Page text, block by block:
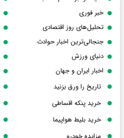
خبر فوری
تحلیل‌های روز اقتصادی
جنجالی‌ترین اخبار حوادث
دنیای ورزش
اخبار ایران و جهان
تاریخ را ورق بزنید
خرید پنکه اقساطی
خرید بلیط هواپیما